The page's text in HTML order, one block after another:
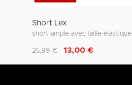
Short Lex
short ample avec taille élastique
Remise de
25,99 € 13,00 €